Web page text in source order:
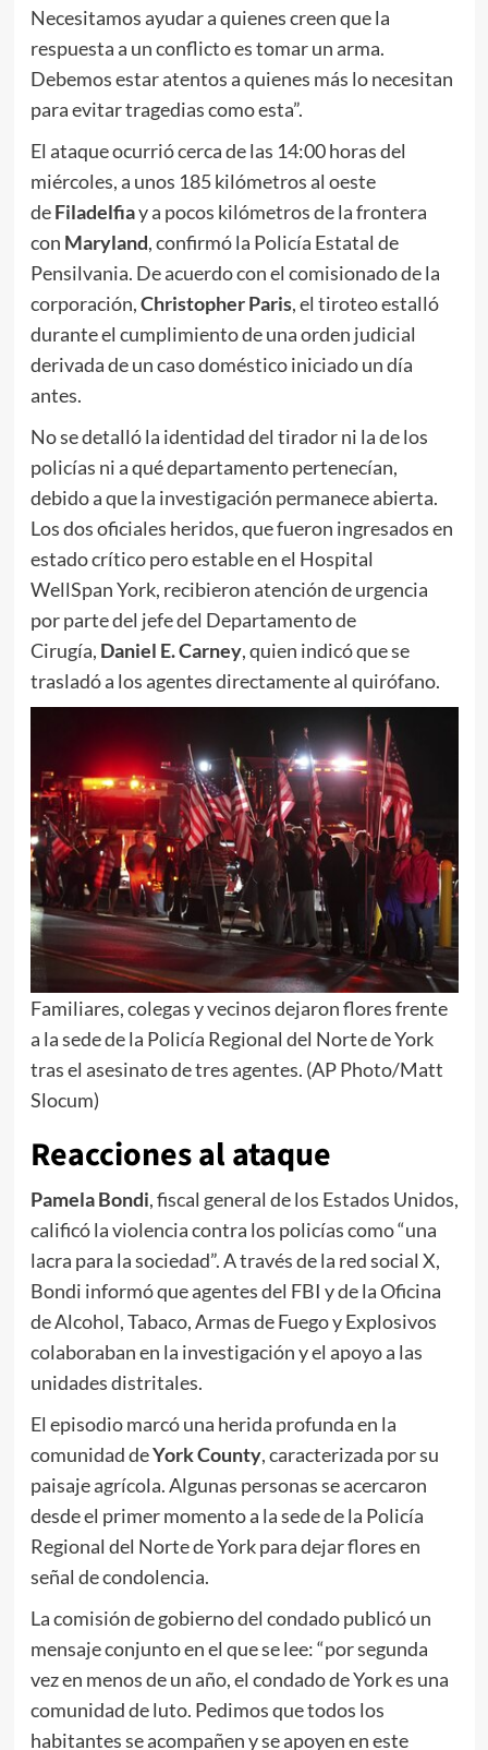
Necesitamos ayudar a quienes creen que la
respuesta a un conflicto es tomar un arma.
Debemos estar atentos a quienes más lo necesitan
para evitar tragedias como esta”.
El ataque ocurrió cerca de las 14:00 horas del
miércoles, a unos 185 kilómetros al oeste
deFiladelfiay a pocos kilómetros de la frontera
con Maryland, confirmó la Policía Estatal de
Pensilvania. De acuerdo con el comisionado de la
corporación,Christopher Paris, el tiroteo estalló
durante el cumplimiento de una orden judicial
derivada de un caso doméstico iniciado un día
antes.
No se detalló la identidad del tirador ni la de los
policías ni a qué departamento pertenecían,
debido a que la investigación permanece abierta.
Los dos oficiales heridos, que fueron ingresados en
estado crítico pero estable en el Hospital
WellSpan York, recibieron atención de urgencia
por parte del jefe del Departamento de
Cirugía, Daniel E. Carney, quien indicó que se
trasladó a los agentes directamente al quirófano.
Familiares, colegas y vecinos dejaron flores frente
a la sede de la Policía Regional del Norte de York
tras el asesinato de tres agentes. (AP Photo/Matt
Slocum)
Reacciones al ataque
Pamela Bondi, fiscal general de los Estados Unidos,
calificó la violencia contra los policías como “una
lacra para la sociedad”. A través de la red social X,
Bondi informó que agentes del FBI y de la Oficina
de Alcohol, Tabaco, Armas de Fuego y Explosivos
colaboraban en la investigación y el apoyo a las
unidades distritales.
El episodio marcó una herida profunda en la
comunidad deYork County, caracterizada por su
paisaje agrícola. Algunas personas se acercaron
desde el primer momento a la sede de la Policía
Regional del Norte de York para dejar flores en
señal de condolencia.
La comisión de gobierno del condado publicó un
mensaje conjunto en el que se lee: “por segunda
vez en menos de un año, el condado de York es una
comunidad de luto. Pedimos que todos los
habitantes se acompañen y se apoyen en este